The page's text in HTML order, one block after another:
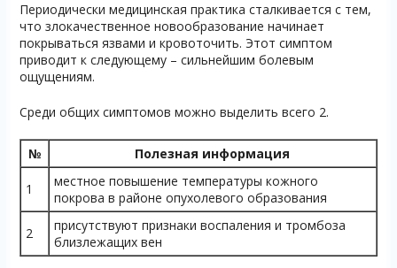
Периодически медицинская практика сталкивается с тем,
что злокачественное новообразование начинает
покрываться язвами и кровоточить. Этот симптом
приводит к следующему – сильнейшим болевым
ощущениям.
Среди общих симптомов можно выделить всего 2.
№ Полезная информация
1
местное повышение температуры кожного
покрова в районе опухолевого образования
2
присутствуют признаки воспаления и тромбоза
близлежащих вен